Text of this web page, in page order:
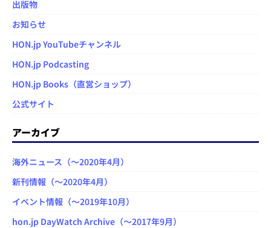
出版物
お知らせ
HON.jp YouTubeチャンネル
HON.jp Podcasting
HON.jp Books（直営ショップ）
公式サイト
アーカイブ
海外ニュース（～2020年4月）
新刊情報（～2020年4月）
イベント情報（～2019年10月）
hon.jp DayWatch Archive（～2017年9月）